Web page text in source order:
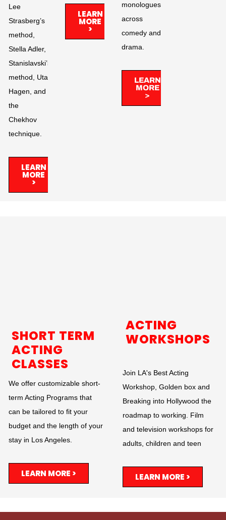
Lee
Strasberg’s
method,
Stella Adler,
Stanislavski’s
method, Uta
Hagen, and
the
Chekhov
technique.
LEARN
MORE
>
LEARN
MORE
>
monologues
across
comedy and
drama. ​
LEARN
MORE
>
SHORT TERM
ACTING
CLASSES
We offer customizable short-
term Acting Programs that
can be tailored to fit your
budget and the length of your
stay in Los Angeles.
LEARN MORE >
ACTING
WORKSHOPS
Join LA's Best Acting
Workshop, Golden box and
Breaking into Hollywood the
roadmap to working. Film
and television workshops for
adults, children and teen
LEARN MORE >